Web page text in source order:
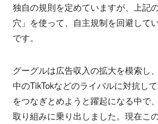
独自の規則を定めていますが、上記
穴」を使って、自主規制を回避して
です。
グーグルは広告収入の拡大を模索し
中のTikTokなどのライバルに対抗し
をつなぎとめようと躍起になる中で
取り組みに乗り出しました。現在こ